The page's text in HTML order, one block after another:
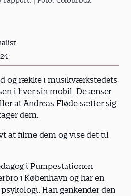
og række i musikværkstedets
i hver sin mobil. De ænser
at Andreas Fløde sætter sig
dem.
at filme dem og vise det til
i Pumpestationen
i København og har en
Han genkender den